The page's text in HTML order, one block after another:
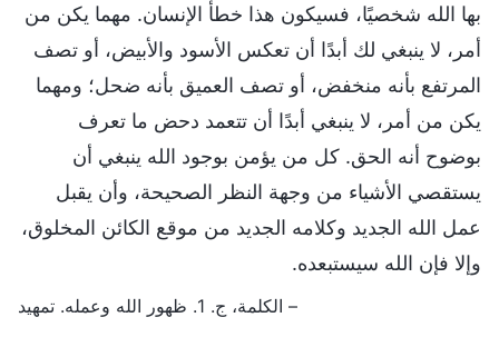
بها الله شخصيًا، فسيكون هذا خطأ الإنسان. مهما يكن من
أمر، لا ينبغي لك أبدًا أن تعكس الأسود والأبيض، أو تصف
المرتفع بأنه منخفض، أو تصف العميق بأنه ضحل؛ ومهما
يكن من أمر، لا ينبغي أبدًا أن تتعمد دحض ما تعرف
بوضوح أنه الحق. كل من يؤمن بوجود الله ينبغي أن
يستقصي الأشياء من وجهة النظر الصحيحة، وأن يقبل
عمل الله الجديد وكلامه الجديد من موقع الكائن المخلوق،
وإلا فإن الله سيستبعده.
– الكلمة، ج. 1. ظهور الله وعمله. تمهيد